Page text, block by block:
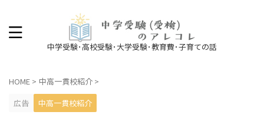
中学受験･高校受験･大学受験･教育費･子育ての話
HOME > 中高一貫校紹介 >
広告
中高一貫校紹介